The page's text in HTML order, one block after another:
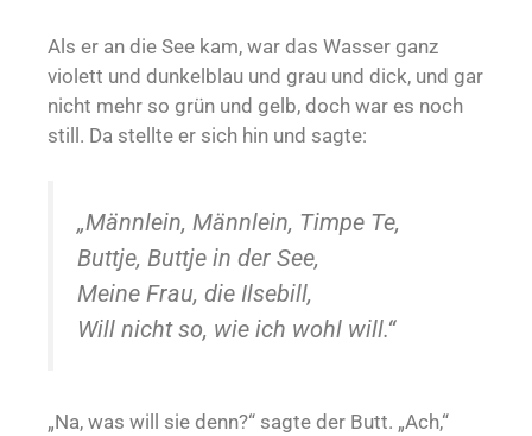
Als er an die See kam, war das Wasser ganz
violett und dunkelblau und grau und dick, und gar
nicht mehr so grün und gelb, doch war es noch
still. Da stellte er sich hin und sagte:
„Männlein, Männlein, Timpe Te,
Buttje, Buttje in der See,
Meine Frau, die Ilsebill,
Will nicht so, wie ich wohl will.“
„Na, was will sie denn?“ sagte der Butt. „Ach,“